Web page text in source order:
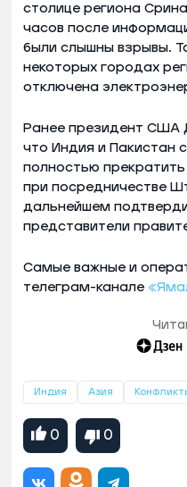
столице региона
часов после
были слышны взрывы.
некоторых городах
отключена
Ранее президент США
что Индия и Пакистан
полностью
при посредничестве
дальнейшем
представители
Самые важные и
телеграм-канале
Индия Азия
0 0